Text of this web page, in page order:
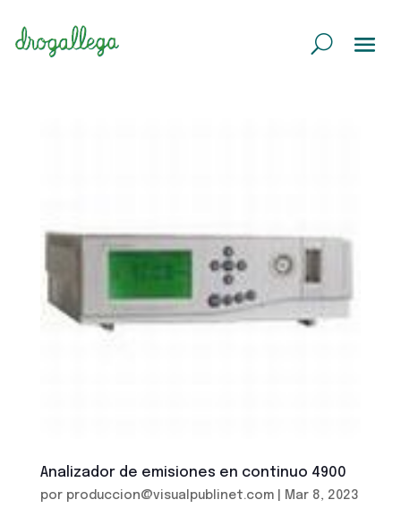
Analizador de emisiones en continuo 4900
por produccion@visualpublinet.com| Mar 8, 2023